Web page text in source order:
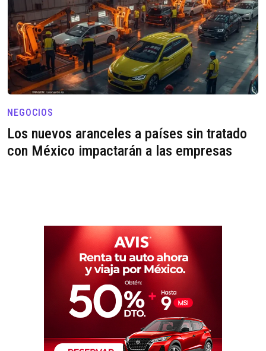
NEGOCIOS
Los nuevos aranceles a países sin tratado
con México impactarán a las empresas